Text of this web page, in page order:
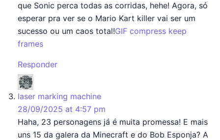
que Sonic perca todas as corridas, hehe! Agora, só
esperar pra ver se o Mario Kart killer vai ser um
sucesso ou um caos total!GIF compress keep
frames
Responder
laser marking machinesays:
28/09/2025 at 4:57 pm
Haha, 23 personagens já é muita promessa! E mais
uns 15 da galera da Minecraft e do Bob Esponja? A